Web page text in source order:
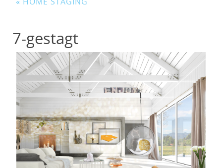
7-gestagt